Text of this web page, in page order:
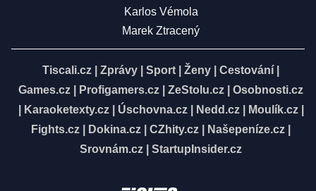
Karlos Vémola
Marek Ztracený
Tiscali.cz Zprávy Sport Ženy Cestování
Games.cz
Profigamers.cz ZeStolu.cz
Osobnosti.cz
Karaoketexty.cz| Úschovna.cz| Nedd.cz| Moulík.cz|
Fights.cz
Dokina.cz CZhity.cz Našepeníze.cz
Srovnám.cz
StartupInsider.cz